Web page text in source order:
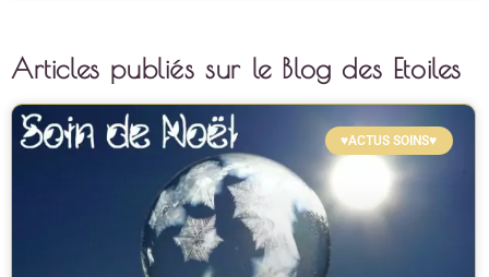
Articles publiés sur le Blog des Etoiles
♥ACTUS SOINS♥